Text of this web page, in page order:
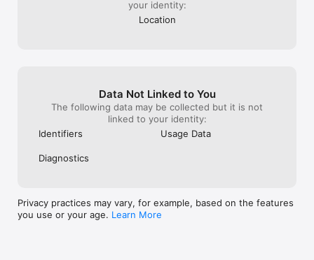
Alimentée par des millions de données synthétisées par RTE,
l’application éCO₂mix est un outil de transparence et de
your identity:
Location
Data Not Linked to You
The following data may be collected but it is not
linked to your identity:
Identifiers
Usage Data
Diagnostics
Privacy practices may vary, for example, based on the features
you use or your age. Learn More